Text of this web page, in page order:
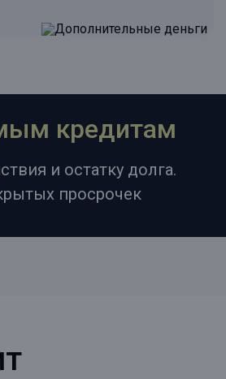
кредитам
и остатку долга.
просрочек